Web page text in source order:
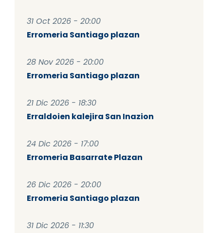
31 Oct 2026 - 20:00
Erromeria Santiago plazan
28 Nov 2026 - 20:00
Erromeria Santiago plazan
21 Dic 2026 - 18:30
Erraldoien kalejira San Inazion
24 Dic 2026 - 17:00
Erromeria Basarrate Plazan
26 Dic 2026 - 20:00
Erromeria Santiago plazan
31 Dic 2026 - 11:30